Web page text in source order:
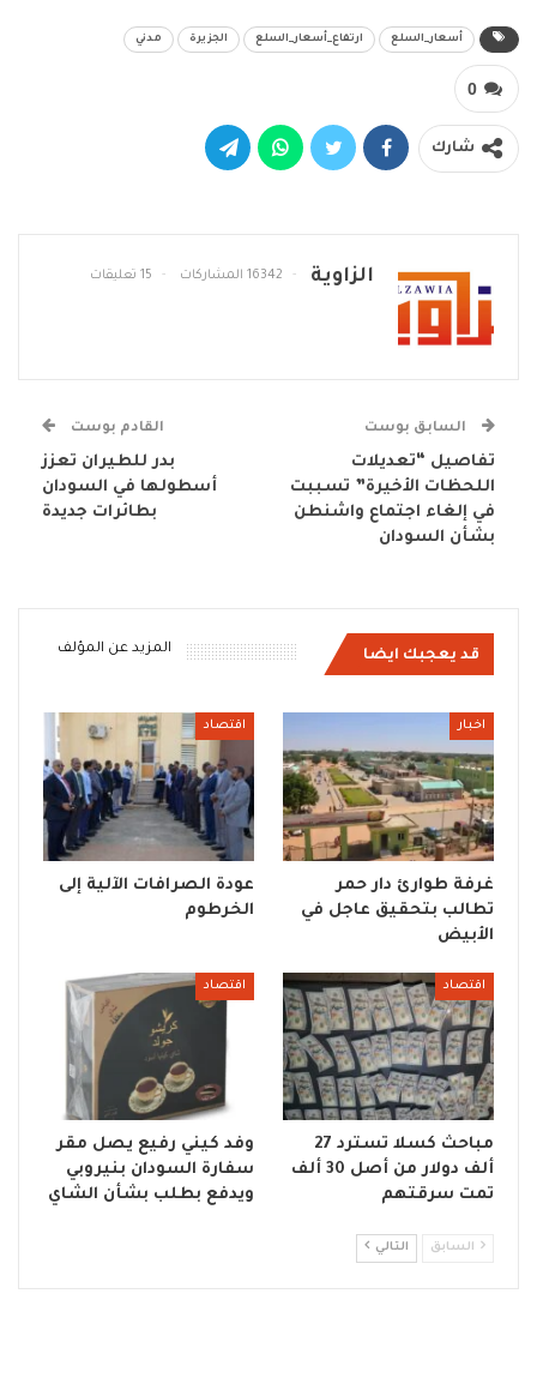
أسعار_السلع ارتفاع_أسعار_السلع الجزيرة مدني
0
شارك
الزاوية 16342 المشاركات 15 تعليقات
السابق بوست
تفاصيل “تعديلات
اللحظات الأخيرة” تسببت
في إلغاء اجتماع واشنطن
بشأن السودان
القادم بوست
بدر للطيران تعزز
أسطولها في السودان
بطائرات جديدة
قد يعجبك ايضا المزيد عن المؤلف
اخبار
غرفة طوارئ دار حمر
تطالب بتحقيق عاجل في
الأبيض
اقتصاد
عودة الصرافات الآلية إلى
الخرطوم
اقتصاد
مباحث كسلا تسترد 27
ألف دولار من أصل 30 ألف
تمت سرقتهم
اقتصاد
وفد كيني رفيع يصل مقر
سفارة السودان بنيروبي
ويدفع بطلب بشأن الشاي
السابق التالي